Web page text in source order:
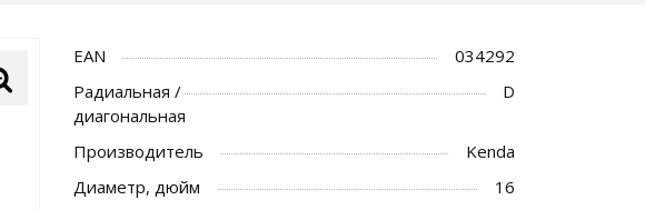
EAN
034292
Радиальная /
диагональная
D
Производитель
Kenda
Диаметр, дюйм
16